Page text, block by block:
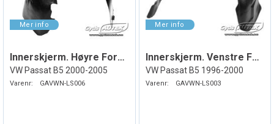
Innerskjerm. Høyre Foran. Plast
VW Passat B5 2000-2005
Varenr: GAVWN-LS006
Innerskjerm. Venstre Foran. Plast
VW Passat B5 1996-2000
Varenr: GAVWN-LS003